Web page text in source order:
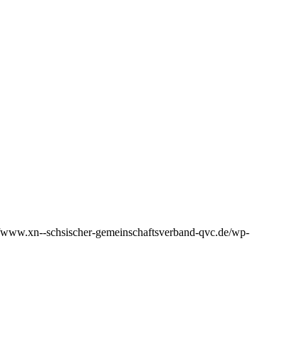
schsischer-gemeinschaftsverband-qvc.de/wp-